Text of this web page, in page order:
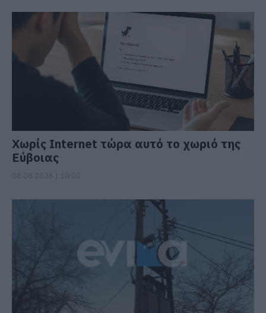
Χωρίς Internet τώρα αυτό το χωριό της
Εύβοιας